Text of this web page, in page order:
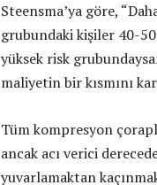
Steensma’ya göre,
grubundaki kişiler 40-50
yüksek risk
maliyetin bir kısmını
Tüm kompresyon
ancak acı verici
yuvarlamaktan